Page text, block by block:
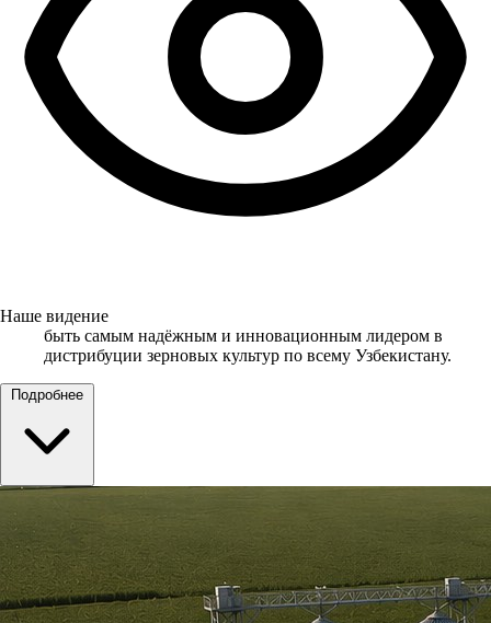
Наше видение
быть самым надёжным и инновационным лидером в
дистрибуции зерновых культур по всему Узбекистану.